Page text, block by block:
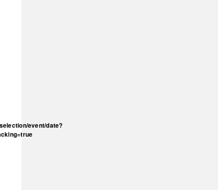
event/date?